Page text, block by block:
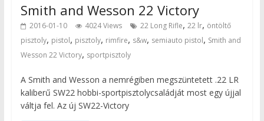
Smith and Wesson 22 Victory
2016-01-10 4024 Views 22 Long Rifle, 22 lr, öntöltő
pisztoly, pistol, pisztoly, rimfire, s&w, semiauto pistol, Smith and
Wesson 22 Victory, sportpisztoly
A Smith and Wesson a nemrégiben megszüntetett .22 LR
kaliberű SW22 hobbi-sportpisztolycsaládját most egy újjal
váltja fel. Az új SW22-Victory